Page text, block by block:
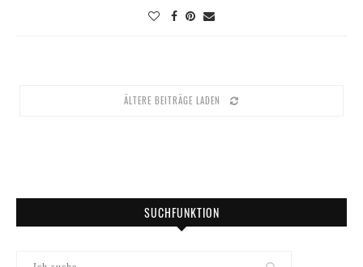
ÄLTERE BEITRÄGE LADEN
SUCHFUNKTION